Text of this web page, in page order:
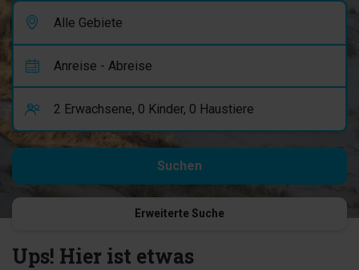
Erweiterte Suche
Ups! Hier ist etwas